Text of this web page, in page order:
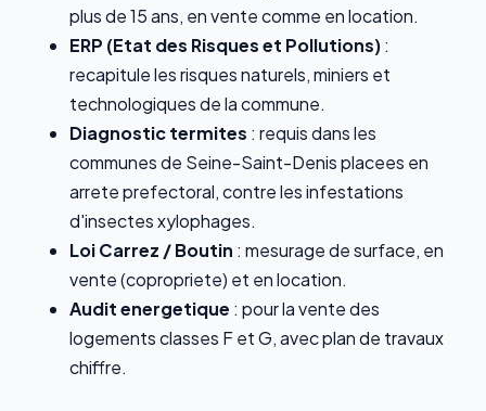
plus de 15 ans, en vente comme en location.
ERP (Etat des Risques et Pollutions):
recapitule les risques naturels, miniers et
technologiques de la commune.
Diagnostic termites : requis dans les
communes de Seine-Saint-Denis placees en
arrete prefectoral, contre les infestations
d'insectes xylophages.
Loi Carrez / Boutin : mesurage de surface, en
vente (copropriete) et en location.
Audit energetique : pour la vente des
logements classes F et G, avec plan de travaux
chiffre.